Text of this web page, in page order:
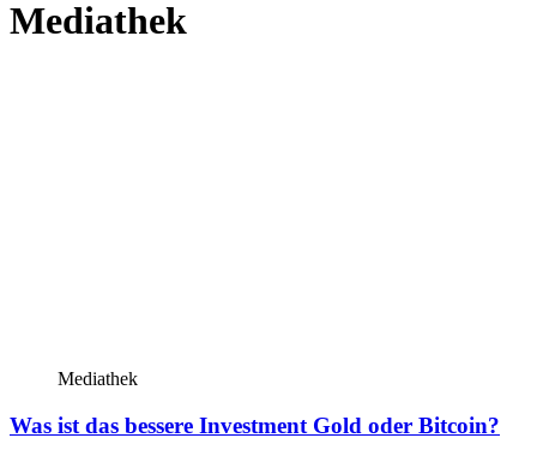
Mediathek
Mediathek
Was ist das bessere Investment Gold oder Bitcoin?